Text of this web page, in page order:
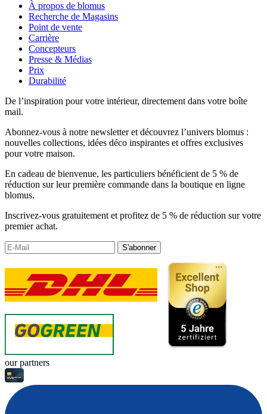
À propos de blomus
Recherche de Magasins
Point de vente
Carrière
Concepteurs
Presse & Médias
Prix
Durabilité
De l’inspiration pour votre intérieur, directement dans votre boîte
mail.
Abonnez-vous à notre newsletter et découvrez l’univers blomus :
nouvelles collections, idées déco inspirantes et offres exclusives
pour votre maison.
En cadeau de bienvenue, les particuliers bénéficient de 5 % de
réduction sur leur première commande dans la boutique en ligne
blomus.
Inscrivez-vous gratuitement et profitez de 5 % de réduction sur votre
premier achat.
S'abonner
our partners